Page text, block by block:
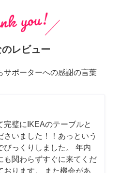
レビュー
サポーターへの感謝の言葉
完璧にIKEAのテーブルと
いました！！あっという
びっくりしました。 年内
も関わらずすぐに来てくだ
おります。 また機会があ